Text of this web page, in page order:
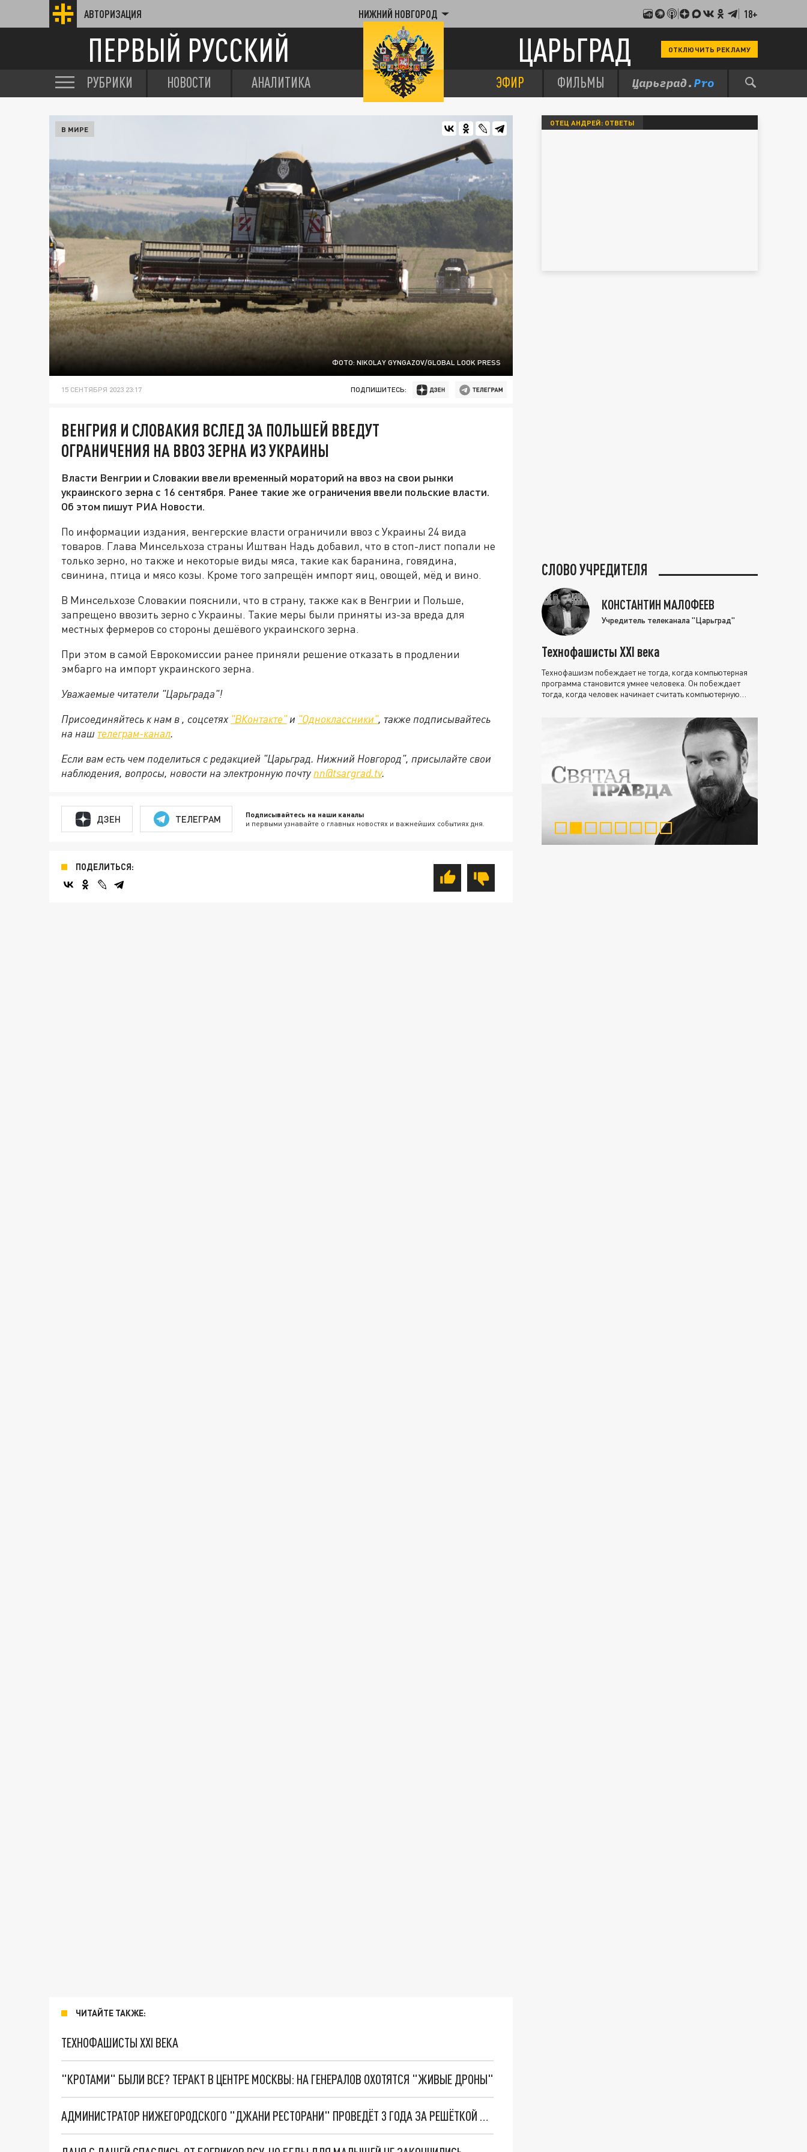
АВТОРИЗАЦИЯ НИЖНИЙ НОВГОРОД 18+
ПЕРВЫЙ РУССКИЙ ЦАРЬГРАД ОТКЛЮЧИТЬ РЕКЛАМУ
РУБРИКИ НОВОСТИ АНАЛИТИКА ЭФИР ФИЛЬМЫ
ФОТО: NIKOLAY GYNGAZOV/GLOBAL LOOK PRESS
В МИРЕ
15 СЕНТЯБРЯ 2023 23:17 ПОДПИШИТЕСЬ:
ВЕНГРИЯ И СЛОВАКИЯ ВСЛЕД ЗА ПОЛЬШЕЙ ВВЕДУТ
ОГРАНИЧЕНИЯ НА ВВОЗ ЗЕРНА ИЗ УКРАИНЫ
Власти Венгрии и Словакии ввели временный мораторий на ввоз на свои рынки
украинского зерна с 16 сентября. Ранее такие же ограничения ввели польские власти.
Об этом пишут РИА Новости.
По информации издания, венгерские власти ограничили ввоз с Украины 24 вида
товаров. Глава Минсельхоза страны Иштван Надь добавил, что в стоп-лист попали не
только зерно, но также и некоторые виды мяса, такие как баранина, говядина,
свинина, птица и мясо козы. Кроме того запрещён импорт яиц, овощей, мёд и вино.
В Минсельхозе Словакии пояснили, что в страну, также как в Венгрии и Польше,
запрещено ввозить зерно с Украины. Такие меры были приняты из-за вреда для
местных фермеров со стороны дешёвого украинского зерна.
При этом в самой Еврокомиссии ранее приняли решение отказать в продлении
эмбарго на импорт украинского зерна.
Уважаемые читатели "Царьграда"!
Присоединяйтесь к нам в , соцсетях "ВКонтакте"и "Одноклассники", также подписывайтесь
на наш телеграм-канал.
Если вам есть чем поделиться с редакцией "Царьград. Нижний Новгород", присылайте свои
наблюдения, вопросы, новости на электронную почту nn@tsargrad.tv.
ДЗЕН ТЕЛЕГРАМ Подписывайтесь на наши каналы
и первыми узнавайте о главных новостях и важнейших событиях дня.
ПОДЕЛИТЬСЯ:
ЧИТАЙТЕ ТАКЖЕ:
ТЕХНОФАШИСТЫ XXI ВЕКА
"КРОТАМИ" БЫЛИ ВСЕ? ТЕРАКТ В ЦЕНТРЕ МОСКВЫ: НА ГЕНЕРАЛОВ ОХОТЯТСЯ "ЖИВЫЕ ДРОНЫ"
АДМИНИСТРАТОР НИЖЕГОРОДСКОГО "ДЖАНИ РЕСТОРАНИ" ПРОВЕДЁТ 3 ГОДА ЗА РЕШЁТКОЙ ИЗ-ЗА КРАЖИ
ОТЕЦ АНДРЕЙ: ОТВЕТЫ
СЛОВО УЧРЕДИТЕЛЯ
КОНСТАНТИН МАЛОФЕЕВ
Учредитель телеканала "Царьград"
Технофашисты XXI века
Технофашизм побеждает не тогда, когда компьютерная
программа становится умнее человека. Он побеждает
тогда, когда человек начинает считать компьютерную